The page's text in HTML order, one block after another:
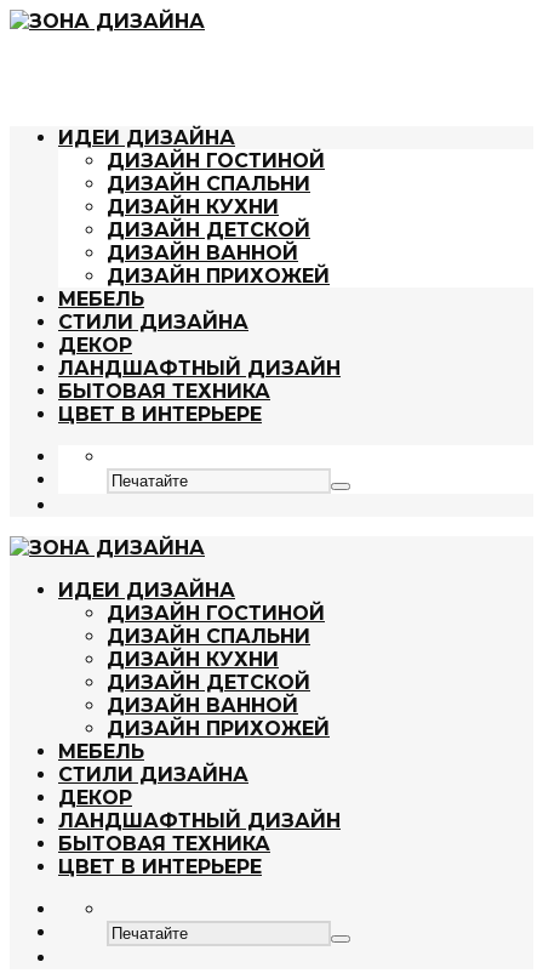
ИДЕИ ДИЗАЙНА
ДИЗАЙН ГОСТИНОЙ
ДИЗАЙН СПАЛЬНИ
ДИЗАЙН КУХНИ
ДИЗАЙН ДЕТСКОЙ
ДИЗАЙН ВАННОЙ
ДИЗАЙН ПРИХОЖЕЙ
МЕБЕЛЬ
СТИЛИ ДИЗАЙНА
ДЕКОР
ЛАНДШАФТНЫЙ ДИЗАЙН
БЫТОВАЯ ТЕХНИКА
ЦВЕТ В ИНТЕРЬЕРЕ
ИДЕИ ДИЗАЙНА
ДИЗАЙН ГОСТИНОЙ
ДИЗАЙН СПАЛЬНИ
ДИЗАЙН КУХНИ
ДИЗАЙН ДЕТСКОЙ
ДИЗАЙН ВАННОЙ
ДИЗАЙН ПРИХОЖЕЙ
МЕБЕЛЬ
СТИЛИ ДИЗАЙНА
ДЕКОР
ЛАНДШАФТНЫЙ ДИЗАЙН
БЫТОВАЯ ТЕХНИКА
ЦВЕТ В ИНТЕРЬЕРЕ